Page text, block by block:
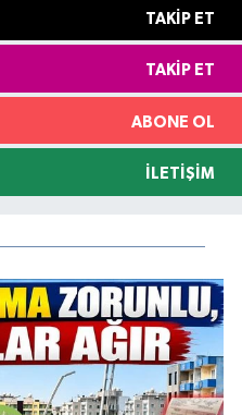
TAKIP ET
TAKIP ET
ABONE OL
İLETIŞIM